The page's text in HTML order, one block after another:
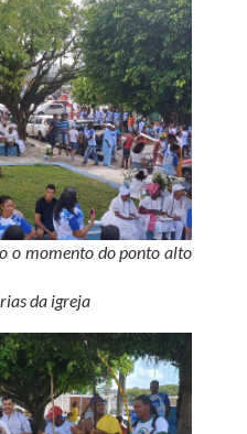
o momento do ponto alto
da igreja